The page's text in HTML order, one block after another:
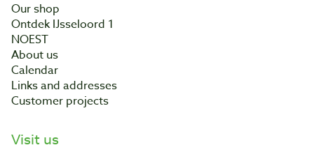
Our shop
Ontdek IJsseloord 1
NOEST
About us
Calendar
Links and addresses
Customer projects
Visit us